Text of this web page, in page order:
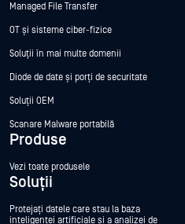
Managed File Transfer
OT și sisteme ciber-fizice
Soluții în mai multe domenii
Diode de date și porți de securitate
Soluții OEM
Scanare Malware portabilă
Produse
Vezi toate produsele
Soluții
Protejați datele care stau la baza
inteligenței artificiale și a analizei de